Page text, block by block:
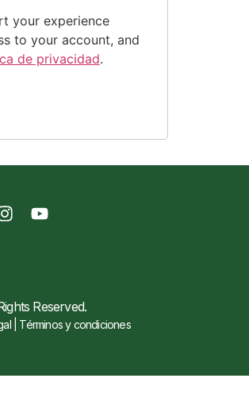
your experience
to your account, and
de privacidad.
Reserved.
| Términos y condiciones